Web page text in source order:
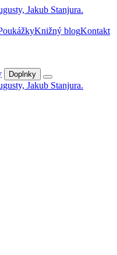
Knižný blogKontakt
Doplnky